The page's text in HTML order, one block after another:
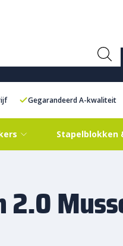
Gegarandeerd A-kwaliteit
Stapelblokken
2.0